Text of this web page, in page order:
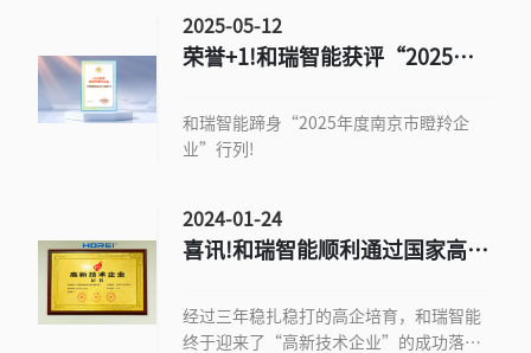
2025-05-12
荣誉+1!和瑞智能获评“2025年
和瑞智能蹄身“2025年度南京市瞪羚企
业”行列!
2024-01-24
喜讯!和瑞智能顺利通过国家高新
经过三年稳扎稳打的高企培育，和瑞智能
终于迎来了“高新技术企业”的成功落